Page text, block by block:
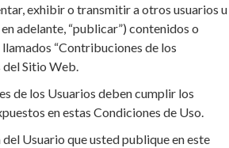
exhibir o transmitir a otros usuarios u
adelante, “publicar”) contenidos o
“Contribuciones de los
del Sitio Web.
de los Usuarios deben cumplir los
en estas Condiciones de Uso.
Usuario que usted publique en este